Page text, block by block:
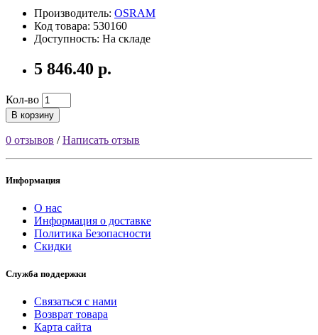
Производитель: OSRAM
Код товара: 530160
Доступность: На складе
5 846.40 р.
Кол-во
В корзину
0 отзывов /Написать отзыв
Информация
О нас
Информация о доставке
Политика Безопасности
Скидки
Служба поддержки
Связаться с нами
Возврат товара
Карта сайта